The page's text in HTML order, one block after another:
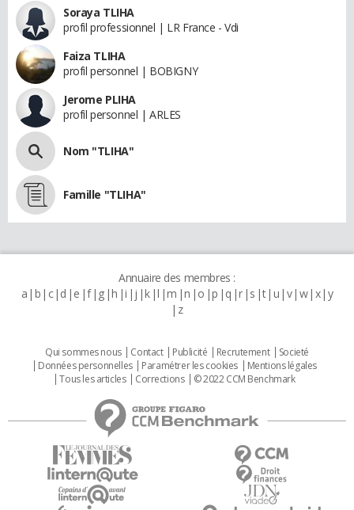
Soraya TLIHA
profil professionnel | LR France - Vdi
Faiza TLIHA
profil personnel | BOBIGNY
Jerome PLIHA
profil personnel | ARLES
Nom "TLIHA"
Famille "TLIHA"
Annuaire des membres :
a b c d e f g h i j k l m n o p q r s t u v w x y
z
Qui sommes nous Contact Publicité Recrutement
Societé
Données personnelles
Paramétrer les cookies
Mentions légales
Tous les articles
Corrections © 2022 CCM Benchmark